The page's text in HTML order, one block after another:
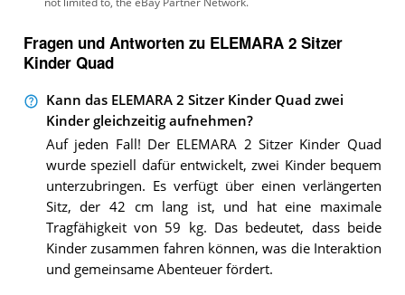
Fragen und Antworten zu ELEMARA 2 Sitzer
Kinder Quad
Kann das ELEMARA 2 Sitzer Kinder Quad zwei
Kinder gleichzeitig aufnehmen?
Auf jeden Fall! Der ELEMARA 2 Sitzer Kinder Quad
wurde speziell dafür entwickelt, zwei Kinder bequem
unterzubringen. Es verfügt über einen verlängerten
Sitz, der 42 cm lang ist, und hat eine maximale
Tragfähigkeit von 59 kg. Das bedeutet, dass beide
Kinder zusammen fahren können, was die Interaktion
und gemeinsame Abenteuer fördert.